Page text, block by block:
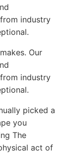
industry
Our
industry
picked a
you
The
act of